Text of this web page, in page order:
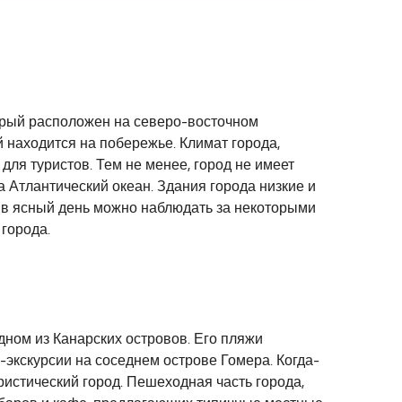
расположен на северо-восточном
на побережье. Климат города,
туристов. Тем не менее, город не имеет
океан. Здания города низкие и
в ясный день можно наблюдать за некоторыми
из Канарских островов. Его пляжи
на соседнем острове Гомера. Когда-
город. Пешеходная часть города,